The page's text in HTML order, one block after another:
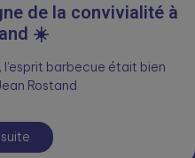
de la convivialité à
☀️
barbecue était bien
Rostand